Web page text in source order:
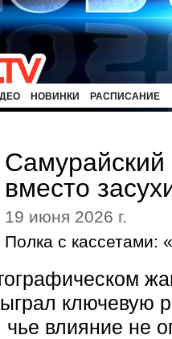
НОВИНКИ РАСПИСАНИЕ
Самурайский
вместо
19 июня 2026 г.
Полка с кассетами:
ключевую
влияние не